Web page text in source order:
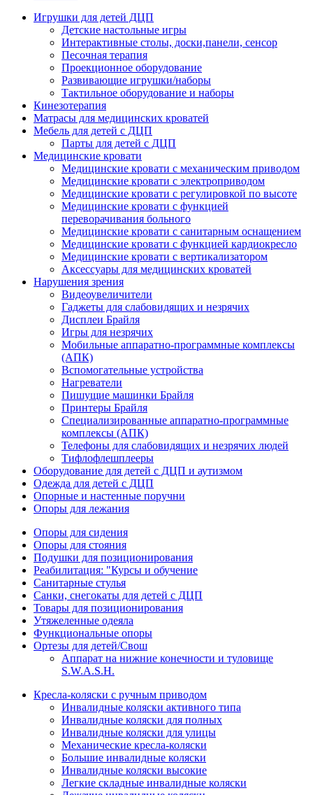
Игрушки для детей ДЦП
Детские настольные игры
Интерактивные столы, доски,панели, сенсор
Песочная терапия
Проекционное оборудование
Развивающие игрушки/наборы
Тактильное оборудование и наборы
Кинезотерапия
Матрасы для медицинских кроватей
Мебель для детей с ДЦП
Парты для детей с ДЦП
Медицинские кровати
Медицинские кровати с механическим приводом
Медицинские кровати с электроприводом
Медицинские кровати с регулировкой по высоте
Медицинские кровати с функцией
переворачивания больного
Медицинские кровати с санитарным оснащением
Медицинские кровати с функцией кардиокресло
Медицинские кровати с вертикализатором
Аксессуары для медицинских кроватей
Нарушения зрения
Видеоувеличители
Гаджеты для слабовидящих и незрячих
Дисплеи Брайля
Игры для незрячих
Мобильные аппаратно-программные комплексы
(АПК)
Вспомогательные устройства
Нагреватели
Пишущие машинки Брайля
Принтеры Брайля
Специализированные аппаратно-программные
комплексы (АПК)
Телефоны для слабовидящих и незрячих людей
Тифлофлешплееры
Оборудование для детей с ДЦП и аутизмом
Одежда для детей с ДЦП
Опорные и настенные поручни
Опоры для лежания
Опоры для сидения
Опоры для стояния
Подушки для позиционирования
Реабилитация: "Курсы и обучение
Санитарные стулья
Санки, снегокаты для детей с ДЦП
Товары для позиционирования
Утяжеленные одеяла
Функциональные опоры
Ортезы для детей/Свош
Аппарат на нижние конечности и туловище
S.W.A.S.H.
Кресла-коляски с ручным приводом
Инвалидные коляски активного типа
Инвалидные коляски для полных
Инвалидные коляски для улицы
Механические кресла-коляски
Большие инвалидные коляски
Инвалидные коляски высокие
Легкие складные инвалидные коляски